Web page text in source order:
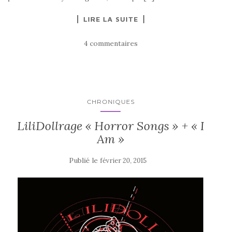
LIRE LA SUITE
4 commentaires
CHRONIQUES
LiliDollrage « Horror Songs » + « I
Am »
Publié le février 20, 2015